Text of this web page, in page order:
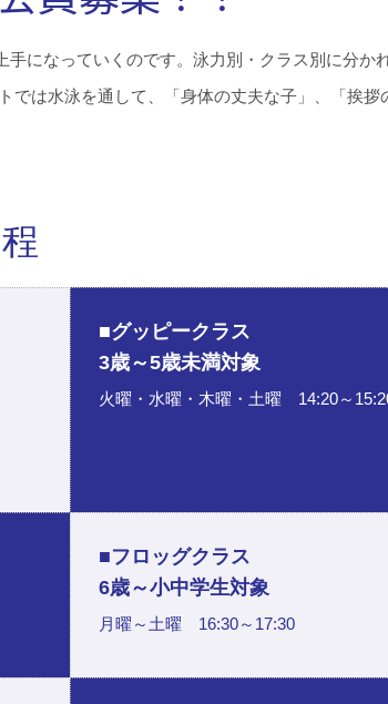
になっていくのです。泳力別・クラス別に分か
では水泳を通して、「身体の丈夫な子」、「挨拶
■グッピークラス
3歳～5歳未満対象
火曜・水曜・木曜・土曜 14:20～
■フロッグクラス
6歳～小中学生対象
月曜～土曜 16:30～17:30